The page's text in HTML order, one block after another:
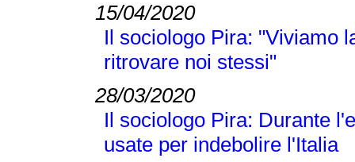
15/04/2020
Il sociologo Pira: "Viviamo
ritrovare noi stessi"
28/03/2020
Il sociologo Pira: Durante
usate per indebolire l'Italia